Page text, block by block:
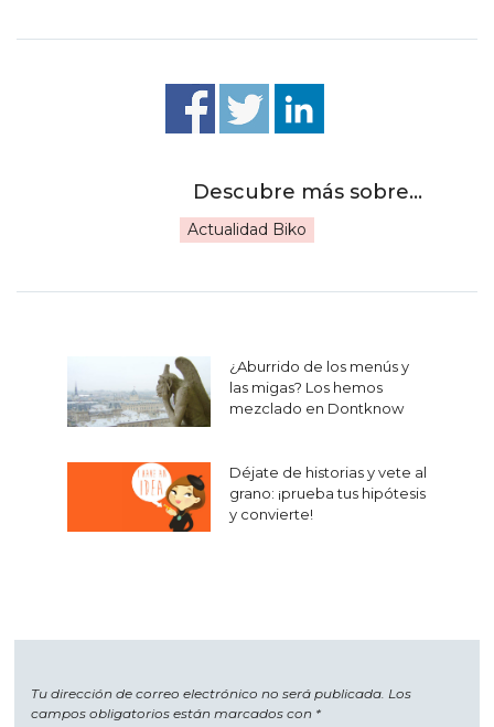
Actualidad Biko
Navegación
de
entradas
¿Aburrido de los menús y
las migas? Los hemos
mezclado en Dontknow
Déjate de historias y vete al
grano: ¡prueba tus hipótesis
y convierte!
Tu dirección de correo electrónico no será publicada. Los
campos obligatorios están marcados con *